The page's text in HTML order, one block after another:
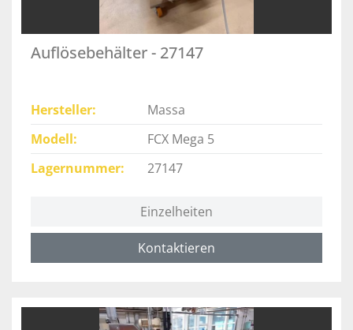
Auflösebehälter - 27147
Hersteller
Massa
Modell
FCX Mega 5
Lagernummer
27147
Einzelheiten
Kontaktieren